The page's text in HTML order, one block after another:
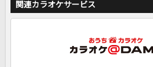
関連カラオケサービス